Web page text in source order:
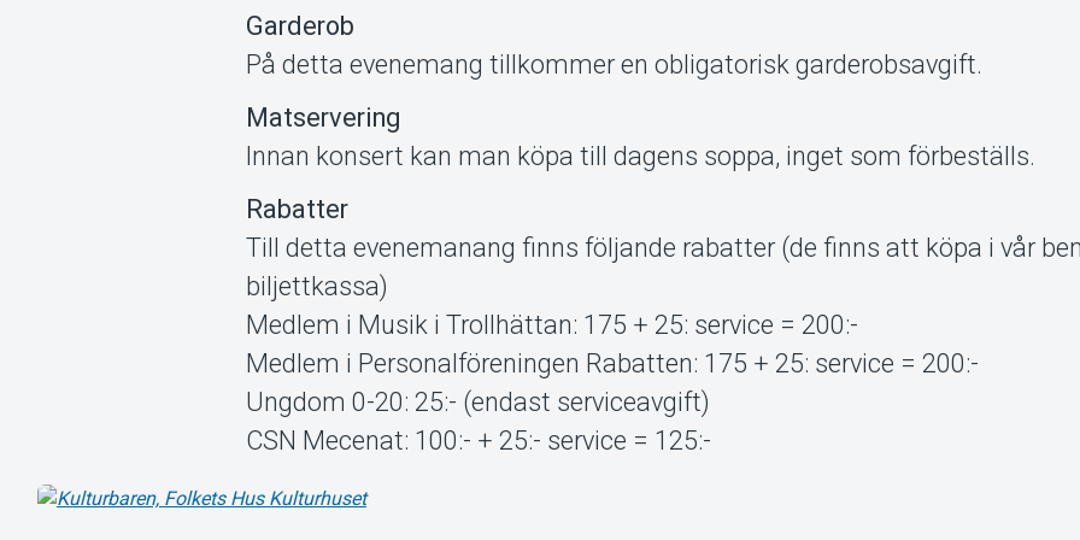
Garderob
På detta evenemang tillkommer en obligatorisk garderobsavgift.
Matservering
Innan konsert kan man köpa till dagens soppa, inget som förbeställs.
Rabatter
Till detta evenemanang finns följande rabatter (de finns att köpa i vår
biljettkassa)
Medlem i Musik i Trollhättan: 175 + 25: service = 200:-
Medlem i Personalföreningen Rabatten: 175 + 25: service = 200:-
Ungdom 0-20: 25:- (endast serviceavgift)
CSN Mecenat: 100:- + 25:- service = 125:-